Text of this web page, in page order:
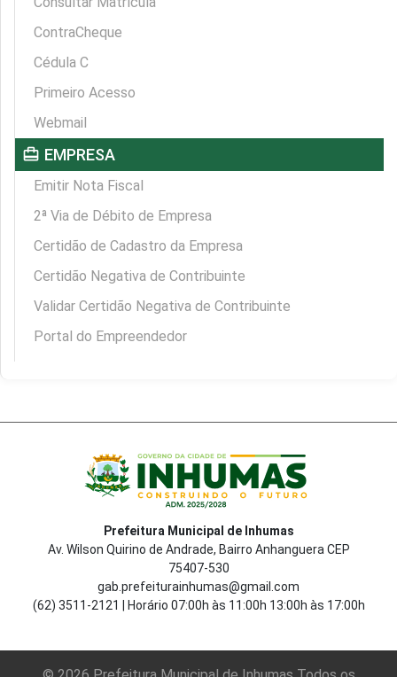
ContraCheque
Cédula C
Primeiro Acesso
Webmail
card_travel EMPRESA
Emitir Nota Fiscal
2ª Via de Débito de Empresa
Certidão de Cadastro da Empresa
Certidão Negativa de Contribuinte
Validar Certidão Negativa de Contribuinte
Portal do Empreendedor
Prefeitura Municipal de Inhumas
Av. Wilson Quirino de Andrade, Bairro Anhanguera CEP
75407-530
gab.prefeiturainhumas@gmail.com
(62) 3511-2121 | Horário 07:00h às 11:00h 13:00h às 17:00h